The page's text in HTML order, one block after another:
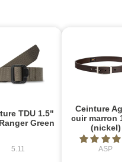
TDU 1.5"
Green
5.11
Ceinture
cuir marron
(nickel)
ASP